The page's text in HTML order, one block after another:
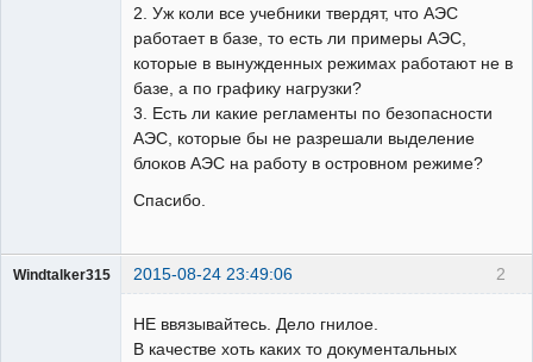
2. Уж коли все учебники твердят, что АЭС
работает в базе, то есть ли примеры АЭС,
которые в вынужденных режимах работают не в
базе, а по графику нагрузки?
3. Есть ли какие регламенты по безопасности
АЭС, которые бы не разрешали выделение
блоков АЭС на работу в островном режиме?
Спасибо.
2
Windtalker315 2015-08-24 23:49:06
НЕ ввязывайтесь. Дело гнилое.
В качестве хоть каких то документальных